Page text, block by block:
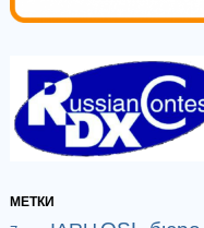
МЕТКИ